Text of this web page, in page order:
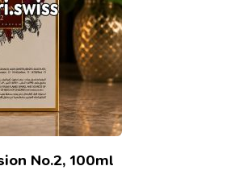
No.2, 100ml